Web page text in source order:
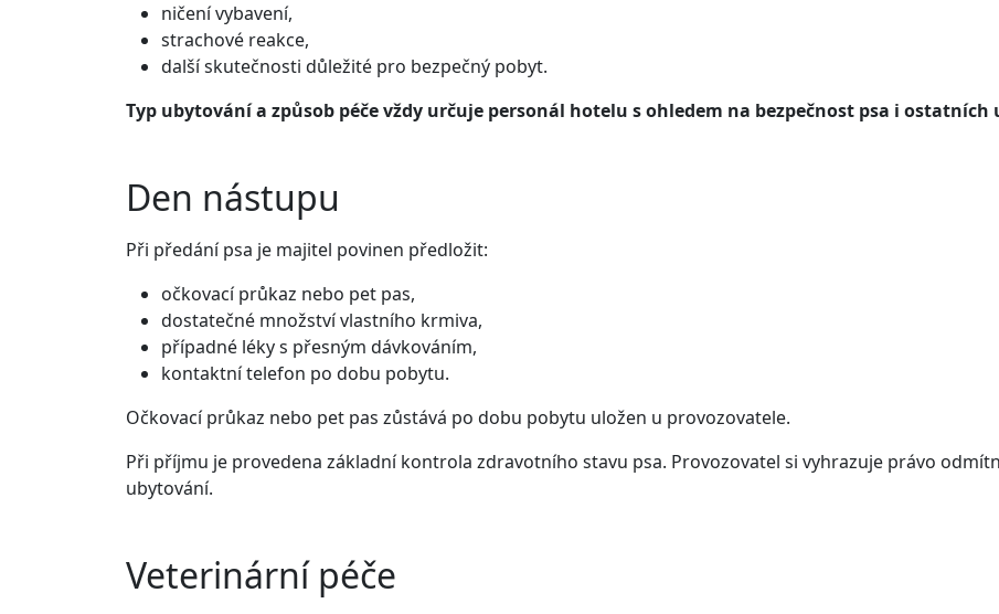
ničení vybavení,
strachové reakce,
další skutečnosti důležité pro bezpečný pobyt.
Typ ubytování a způsob péče vždy určuje personál hotelu s ohledem na bezpečnost psa i
Den nástupu
Při předání psa je majitel povinen předložit:
očkovací průkaz nebo pet pas,
dostatečné množství vlastního krmiva,
případné léky s přesným dávkováním,
kontaktní telefon po dobu pobytu.
Očkovací průkaz nebo pet pas zůstává po dobu pobytu uložen u provozovatele.
Při příjmu je provedena základní kontrola zdravotního stavu psa. Provozovatel si vyhrazuje právo
ubytování.
Veterinární péče